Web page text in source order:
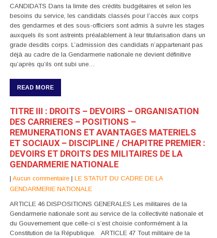
CANDIDATS Dans la limite des crédits budgétaires et selon les
besoins du service, les candidats classés pour l’accès aux corps
des gendarmes et des sous-officiers sont admis à suivre les stages
auxquels ils sont astreints préalablement à leur titularisation dans un
grade desdits corps. L’admission des candidats n’appartenant pas
déjà au cadre de la Gendarmerie nationale ne devient définitive
qu’après qu’ils ont subi une…
READ MORE
TITRE III : DROITS – DEVOIRS – ORGANISATION
DES CARRIERES – POSITIONS –
REMUNERATIONS ET AVANTAGES MATERIELS
ET SOCIAUX – DISCIPLINE / CHAPITRE PREMIER :
DEVOIRS ET DROITS DES MILITAIRES DE LA
GENDARMERIE NATIONALE
| Aucun commentaire | LE STATUT DU CADRE DE LA
GENDARMERIE NATIONALE
ARTICLE 46 DISPOSITIONS GENERALES Les militaires de la
Gendarmerie nationale sont au service de la collectivité nationale et
du Gouvernement que celle-ci s’est choisie conformément à la
Constitution de la République. ARTICLE 47 Tout militaire de la